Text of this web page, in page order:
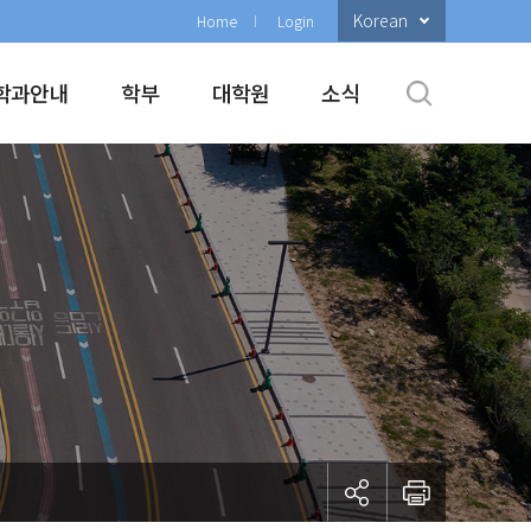
Home Login Korean
과안내 학부 대학원 소식